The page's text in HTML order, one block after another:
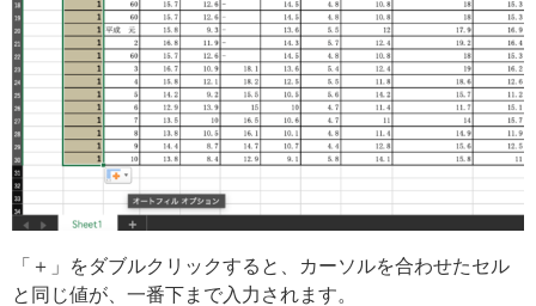
「＋」をダブルクリックすると、カーソルを合わせたセル
と同じ値が、一番下まで入力されます。